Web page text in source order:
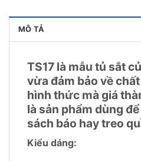
MÔ TẢ
TS17 là mẫu tủ sắt
vừa đảm bảo về
hình thức mà giá
là sản phẩm dùng
sách báo hay treo
Kiểu dáng: